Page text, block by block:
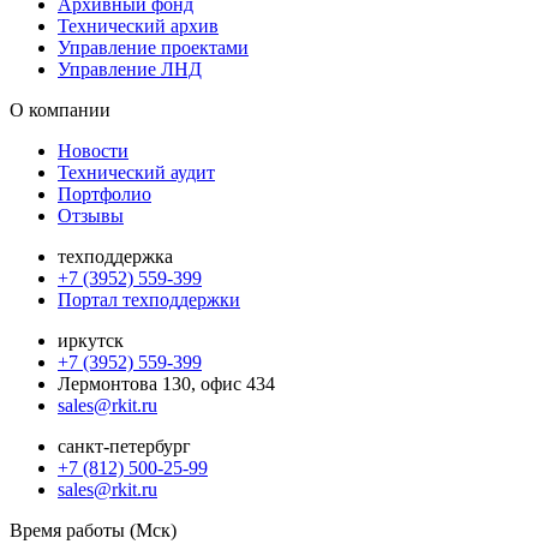
Архивный фонд
Технический архив
Управление проектами
Управление ЛНД
О компании
Новости
Технический аудит
Портфолио
Отзывы
техподдержка
+7 (3952) 559-399
Портал техподдержки
иркутск
+7 (3952) 559-399
Лермонтова 130, офис 434
sales@rkit.ru
санкт-петербург
+7 (812) 500-25-99
sales@rkit.ru
Время работы (Мск)